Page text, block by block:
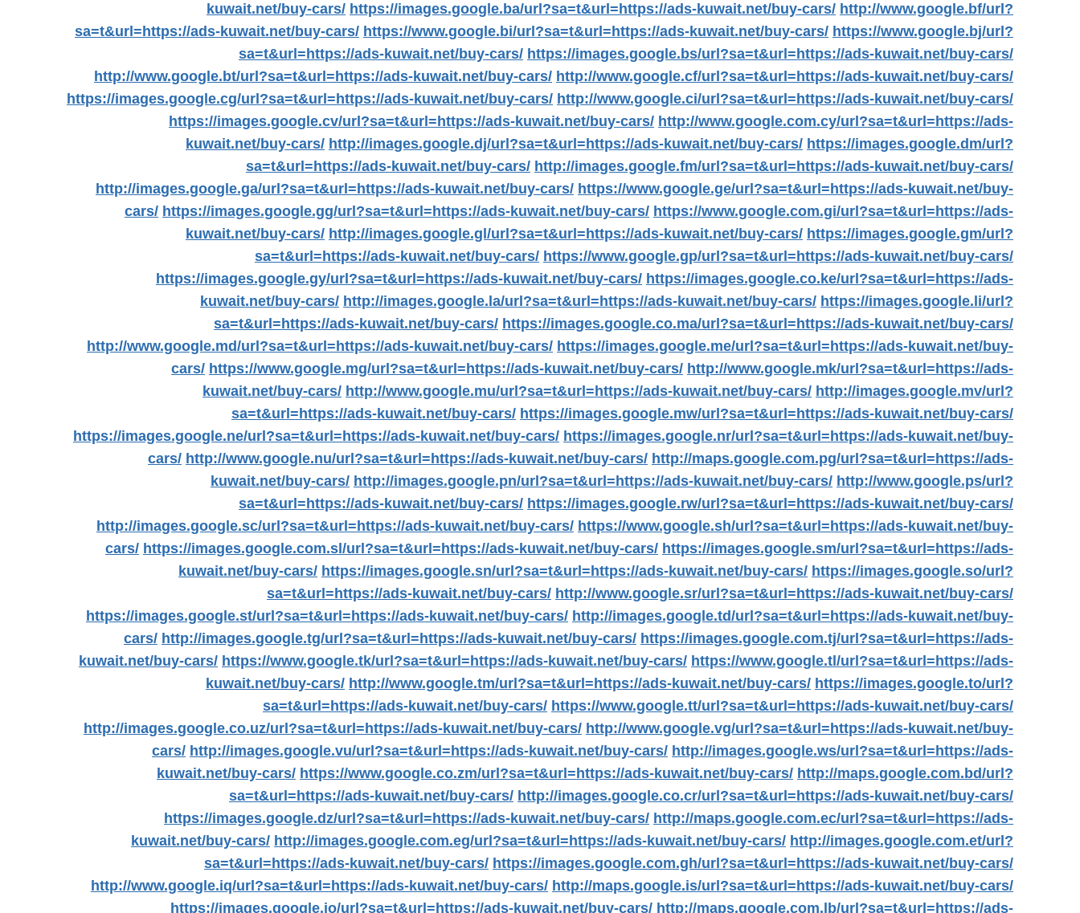
kuwait.net/buy-cars/ https://images.google.ba/url?sa=t&url=https://ads-kuwait.net/buy-cars/ http://www.google.bf/url?
sa=t&url=https://ads-kuwait.net/buy-cars/ https://www.google.bi/url?sa=t&url=https://ads-kuwait.net/buy-cars/ https://www.google.bj/url?
sa=t&url=https://ads-kuwait.net/buy-cars/ https://images.google.bs/url?sa=t&url=https://ads-kuwait.net/buy-cars/
http://www.google.bt/url?sa=t&url=https://ads-kuwait.net/buy-cars/ http://www.google.cf/url?sa=t&url=https://ads-kuwait.net/buy-cars/
https://images.google.cg/url?sa=t&url=https://ads-kuwait.net/buy-cars/ http://www.google.ci/url?sa=t&url=https://ads-kuwait.net/buy-cars/
https://images.google.cv/url?sa=t&url=https://ads-kuwait.net/buy-cars/ http://www.google.com.cy/url?sa=t&url=https://ads-
kuwait.net/buy-cars/ http://images.google.dj/url?sa=t&url=https://ads-kuwait.net/buy-cars/ https://images.google.dm/url?
sa=t&url=https://ads-kuwait.net/buy-cars/ http://images.google.fm/url?sa=t&url=https://ads-kuwait.net/buy-cars/
http://images.google.ga/url?sa=t&url=https://ads-kuwait.net/buy-cars/ https://www.google.ge/url?sa=t&url=https://ads-kuwait.net/buy-
cars/ https://images.google.gg/url?sa=t&url=https://ads-kuwait.net/buy-cars/ https://www.google.com.gi/url?sa=t&url=https://ads-
kuwait.net/buy-cars/ http://images.google.gl/url?sa=t&url=https://ads-kuwait.net/buy-cars/ https://images.google.gm/url?
sa=t&url=https://ads-kuwait.net/buy-cars/ https://www.google.gp/url?sa=t&url=https://ads-kuwait.net/buy-cars/
https://images.google.gy/url?sa=t&url=https://ads-kuwait.net/buy-cars/ https://images.google.co.ke/url?sa=t&url=https://ads-
kuwait.net/buy-cars/ http://images.google.la/url?sa=t&url=https://ads-kuwait.net/buy-cars/ https://images.google.li/url?
sa=t&url=https://ads-kuwait.net/buy-cars/ https://images.google.co.ma/url?sa=t&url=https://ads-kuwait.net/buy-cars/
http://www.google.md/url?sa=t&url=https://ads-kuwait.net/buy-cars/ https://images.google.me/url?sa=t&url=https://ads-kuwait.net/buy-
cars/ https://www.google.mg/url?sa=t&url=https://ads-kuwait.net/buy-cars/ http://www.google.mk/url?sa=t&url=https://ads-
kuwait.net/buy-cars/ http://www.google.mu/url?sa=t&url=https://ads-kuwait.net/buy-cars/ http://images.google.mv/url?
sa=t&url=https://ads-kuwait.net/buy-cars/ https://images.google.mw/url?sa=t&url=https://ads-kuwait.net/buy-cars/
https://images.google.ne/url?sa=t&url=https://ads-kuwait.net/buy-cars/ https://images.google.nr/url?sa=t&url=https://ads-kuwait.net/buy-
cars/ http://www.google.nu/url?sa=t&url=https://ads-kuwait.net/buy-cars/ http://maps.google.com.pg/url?sa=t&url=https://ads-
kuwait.net/buy-cars/ http://images.google.pn/url?sa=t&url=https://ads-kuwait.net/buy-cars/ http://www.google.ps/url?
sa=t&url=https://ads-kuwait.net/buy-cars/ https://images.google.rw/url?sa=t&url=https://ads-kuwait.net/buy-cars/
http://images.google.sc/url?sa=t&url=https://ads-kuwait.net/buy-cars/ https://www.google.sh/url?sa=t&url=https://ads-kuwait.net/buy-
cars/ https://images.google.com.sl/url?sa=t&url=https://ads-kuwait.net/buy-cars/ https://images.google.sm/url?sa=t&url=https://ads-
kuwait.net/buy-cars/ https://images.google.sn/url?sa=t&url=https://ads-kuwait.net/buy-cars/ https://images.google.so/url?
sa=t&url=https://ads-kuwait.net/buy-cars/ http://www.google.sr/url?sa=t&url=https://ads-kuwait.net/buy-cars/
https://images.google.st/url?sa=t&url=https://ads-kuwait.net/buy-cars/ http://images.google.td/url?sa=t&url=https://ads-kuwait.net/buy-
cars/ http://images.google.tg/url?sa=t&url=https://ads-kuwait.net/buy-cars/ https://images.google.com.tj/url?sa=t&url=https://ads-
kuwait.net/buy-cars/ https://www.google.tk/url?sa=t&url=https://ads-kuwait.net/buy-cars/ https://www.google.tl/url?sa=t&url=https://ads-
kuwait.net/buy-cars/ http://www.google.tm/url?sa=t&url=https://ads-kuwait.net/buy-cars/ https://images.google.to/url?
sa=t&url=https://ads-kuwait.net/buy-cars/ https://www.google.tt/url?sa=t&url=https://ads-kuwait.net/buy-cars/
http://images.google.co.uz/url?sa=t&url=https://ads-kuwait.net/buy-cars/ http://www.google.vg/url?sa=t&url=https://ads-kuwait.net/buy-
cars/ http://images.google.vu/url?sa=t&url=https://ads-kuwait.net/buy-cars/ http://images.google.ws/url?sa=t&url=https://ads-
kuwait.net/buy-cars/ https://www.google.co.zm/url?sa=t&url=https://ads-kuwait.net/buy-cars/ http://maps.google.com.bd/url?
sa=t&url=https://ads-kuwait.net/buy-cars/ http://images.google.co.cr/url?sa=t&url=https://ads-kuwait.net/buy-cars/
https://images.google.dz/url?sa=t&url=https://ads-kuwait.net/buy-cars/ http://maps.google.com.ec/url?sa=t&url=https://ads-
kuwait.net/buy-cars/ http://images.google.com.eg/url?sa=t&url=https://ads-kuwait.net/buy-cars/ http://images.google.com.et/url?
sa=t&url=https://ads-kuwait.net/buy-cars/ https://images.google.com.gh/url?sa=t&url=https://ads-kuwait.net/buy-cars/
http://www.google.iq/url?sa=t&url=https://ads-kuwait.net/buy-cars/ http://maps.google.is/url?sa=t&url=https://ads-kuwait.net/buy-cars/
https://images.google.jo/url?sa=t&url=https://ads-kuwait.net/buy-cars/ http://maps.google.com.lb/url?sa=t&url=https://ads-